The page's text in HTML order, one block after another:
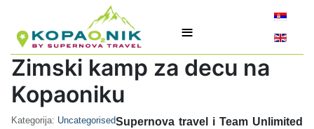
≡
Izaberite
Zimski kamp za decu na
Kopaoniku
Kategorija: UncategorisedSupernova travel i Team Unlimited